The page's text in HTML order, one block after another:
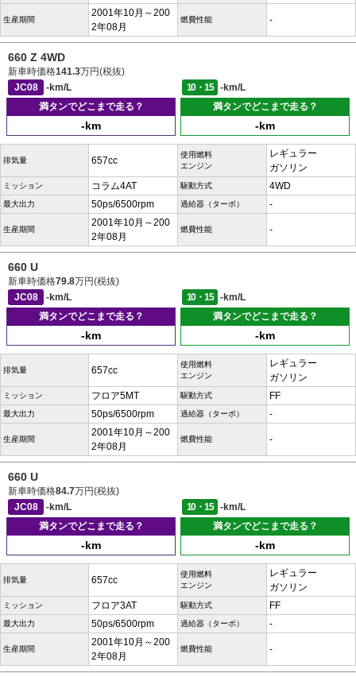
生産期間
2001年10月～200
2年08月
燃費性能 -
660 Z 4WD
新車時価格141.3万円(税抜)
JC08
-km/L 10・15
-km/L
満タンでどこまで走る？
-km
満タンでどこまで走る？
-km
排気量 657cc
使用燃料
エンジン
レギュラー
ガソリン
ミッション コラム4AT 駆動方式 4WD
最大出力 50ps/6500rpm 過給器（ターボ） -
生産期間
2001年10月～200
2年08月
燃費性能 -
660 U
新車時価格79.8万円(税抜)
JC08
-km/L 10・15
-km/L
満タンでどこまで走る？
-km
満タンでどこまで走る？
-km
排気量 657cc
使用燃料
エンジン
レギュラー
ガソリン
ミッション フロア5MT 駆動方式 FF
最大出力 50ps/6500rpm 過給器（ターボ） -
生産期間
2001年10月～200
2年08月
燃費性能 -
660 U
新車時価格84.7万円(税抜)
JC08
-km/L 10・15
-km/L
満タンでどこまで走る？
-km
満タンでどこまで走る？
-km
排気量 657cc
使用燃料
エンジン
レギュラー
ガソリン
ミッション フロア3AT 駆動方式 FF
最大出力 50ps/6500rpm 過給器（ターボ） -
生産期間
2001年10月～200
2年08月
燃費性能 -